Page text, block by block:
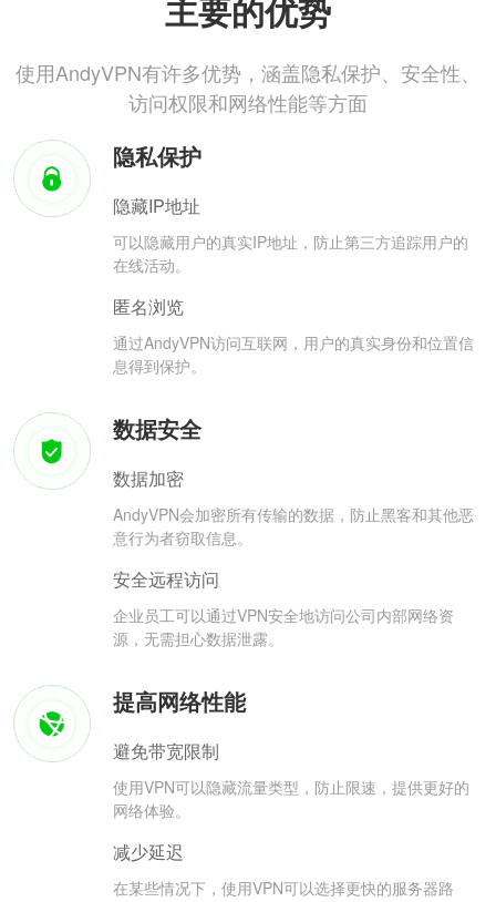
主要的优势
使用AndyVPN有许多优势，涵盖隐私保护、安全性、
访问权限和网络性能等方面
隐私保护
隐藏IP地址
可以隐藏用户的真实IP地址，防止第三方追踪用户的
在线活动。
匿名浏览
通过AndyVPN访问互联网，用户的真实身份和位置信
息得到保护。
数据安全
数据加密
AndyVPN会加密所有传输的数据，防止黑客和其他恶
意行为者窃取信息。
安全远程访问
企业员工可以通过VPN安全地访问公司内部网络资
源，无需担心数据泄露。
提高网络性能
避免带宽限制
使用VPN可以隐藏流量类型，防止限速，提供更好的
网络体验。
减少延迟
在某些情况下，使用VPN可以选择更快的服务器路